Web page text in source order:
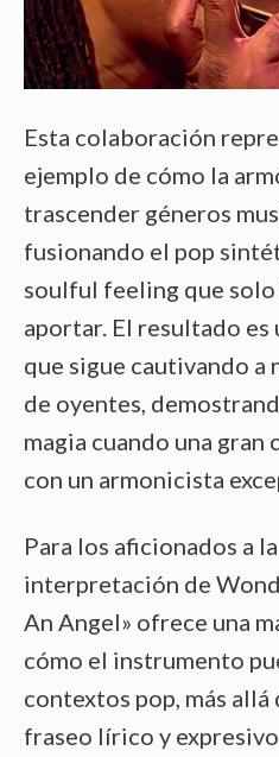
Esta colaboración
ejemplo de cómo la
trascender géneros
fusionando el pop
soulful feeling que
aportar. El resultado es
que sigue cautivando a
de oyentes,
magia cuando una gran
con un armonicista
Para los aficionados a
interpretación de
An Angel» ofrece una
cómo el instrumento
contextos pop, más allá
fraseo lírico y